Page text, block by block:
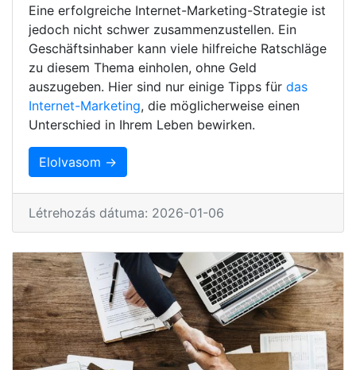
Eine erfolgreiche Internet-Marketing-Strategie ist
jedoch nicht schwer zusammenzustellen. Ein
Geschäftsinhaber kann viele hilfreiche Ratschläge
zu diesem Thema einholen, ohne Geld
auszugeben. Hier sind nur einige Tipps für das
Internet-Marketing, die möglicherweise einen
Unterschied in Ihrem Leben bewirken.
Elolvasom →
Létrehozás dátuma: 2026-01-06